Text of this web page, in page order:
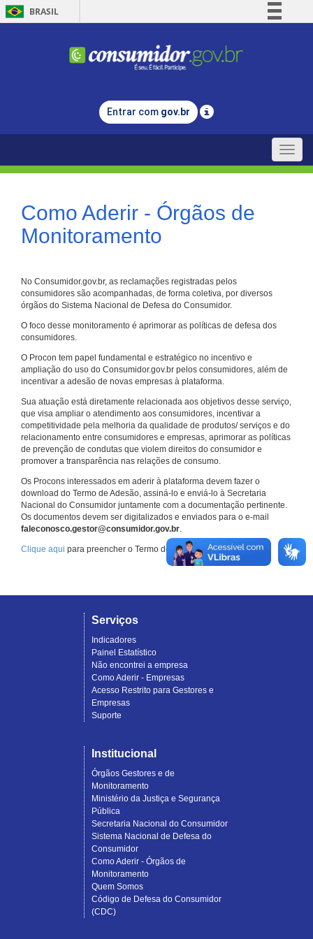
BRASIL
Comunica BR
Legislação
Entrar com gov.br
Toggle
Como Aderir - Órgãos de
Monitoramento
No Consumidor.gov.br, as reclamações registradas pelos
consumidores são acompanhadas, de forma coletiva, por diversos
órgãos do Sistema Nacional de Defesa do Consumidor.
O foco desse monitoramento é aprimorar as políticas de defesa dos
consumidores.
O Procon tem papel fundamental e estratégico no incentivo e
ampliação do uso do Consumidor.gov.br pelos consumidores, além de
incentivar a adesão de novas empresas à plataforma.
Sua atuação está diretamente relacionada aos objetivos desse serviço,
que visa ampliar o atendimento aos consumidores, incentivar a
competitividade pela melhoria da qualidade de produtos/ serviços e do
relacionamento entre consumidores e empresas, aprimorar as políticas
de prevenção de condutas que violem direitos do consumidor e
promover a transparência nas relações de consumo.
Os Procons interessados em aderir à plataforma devem fazer o
download do Termo de Adesão, assiná-lo e enviá-lo à Secretaria
Nacional do Consumidor juntamente com a documentação pertinente.
Os documentos devem ser digitalizados e enviados para o e-mail
faleconosco.gestor@consumidor.gov.br.
Clique aqui para preencher o Termo de Adesão.
Serviços
Indicadores
Painel Estatístico
Não encontrei a empresa
Como Aderir - Empresas
Acesso Restrito para Gestores e
Empresas
Suporte
Institucional
Órgãos Gestores e de
Monitoramento
Ministério da Justiça e Segurança
Pública
Secretaria Nacional do Consumidor
Sistema Nacional de Defesa do
Consumidor
Como Aderir - Órgãos de
Monitoramento
Quem Somos
Código de Defesa do Consumidor
(CDC)